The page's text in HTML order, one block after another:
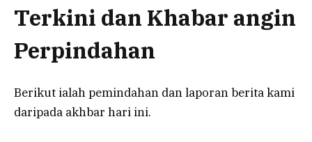
Terkini dan Khabar angin
Perpindahan
Berikut ialah pemindahan dan laporan berita kami
daripada akhbar hari ini.